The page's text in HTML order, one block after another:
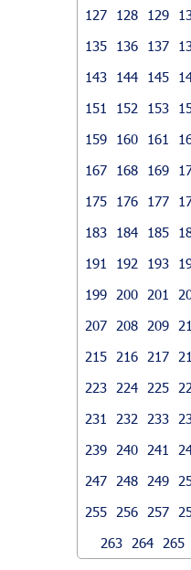
127
128 129
135
136 137
143
144 145
151
152 153
159
160 161
167
168 169
175
176 177
183
184 185
191
192 193
199
200 201
207
208 209
215
216 217
223
224 225
231
232 233
239
240 241
247
248 249
255
256 257
263
264 265